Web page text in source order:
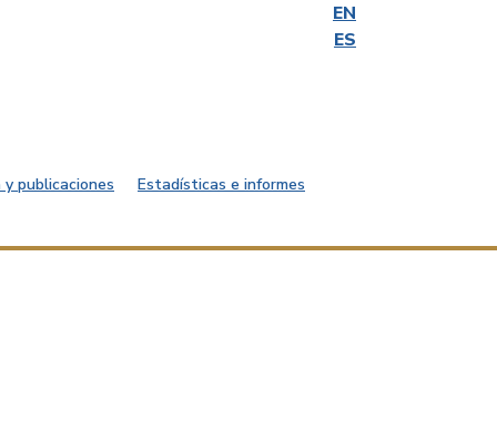
EN
ES
publicaciones Estadísticas e informes